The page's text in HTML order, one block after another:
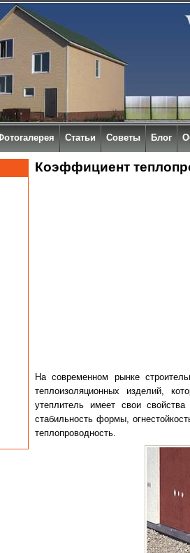
Коэффициент
На современном рынке
теплоизоляционных изделий,
утеплитель имеет свои
стабильность формы,
теплопроводность.
Статьи Советы Блог